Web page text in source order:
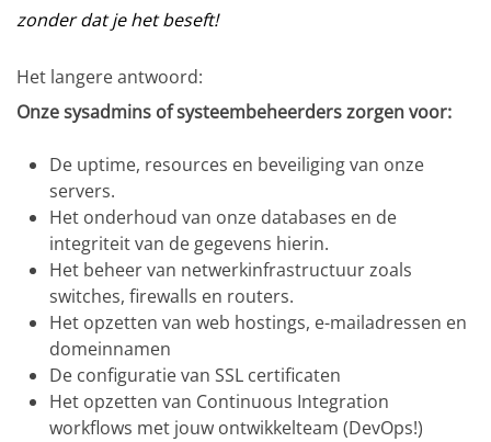
zonder dat je het beseft!
Het langere antwoord:
Onze sysadmins of systeembeheerders zorgen voor:
De uptime, resources en beveiliging van onze
servers.
Het onderhoud van onze databases en de
integriteit van de gegevens hierin.
Het beheer van netwerkinfrastructuur zoals
switches, firewalls en routers.
Het opzetten van web hostings, e-mailadressen en
domeinnamen
De configuratie van SSL certificaten
Het opzetten van Continuous Integration
workflows met jouw ontwikkelteam (DevOps!)